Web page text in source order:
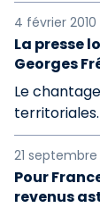
4 février 2010
La presse
Georges
Le
territoriales.
21
Pour
revenus